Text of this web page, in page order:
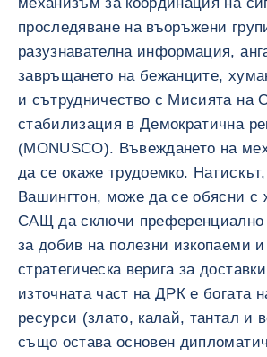
проследяване на въоръжени
разузнавателна информация,
завръщането на бежанците,
и сътрудничество с Мисията на
стабилизация в Демократична
(MONUSCO). Въвеждането на
да се окаже трудоемко.
Вашингтон, може да се обясни с
САЩ да сключи преференциално
за добив на полезни изкопаеми
стратегическа верига за
източната част на ДРК е богата
ресурси (злато, калай, тантал и
също остава основен